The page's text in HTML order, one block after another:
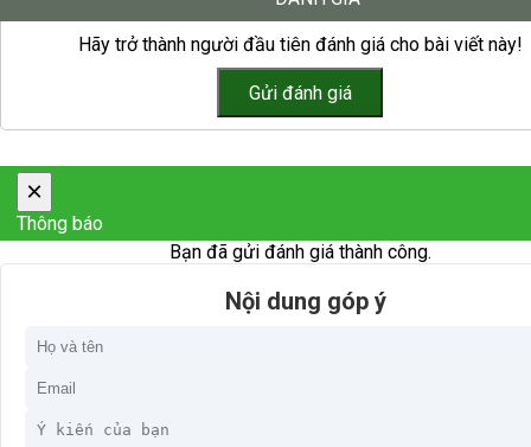
Hãy trở thành người đầu tiên đánh giá cho bài viết này!
×
Thông báo
Bạn đã gửi đánh giá thành công.
Nội dung góp ý